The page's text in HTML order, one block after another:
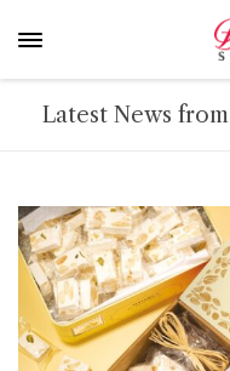
Latest News from